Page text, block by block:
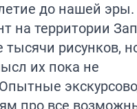
до нашей
на территории
тысячи рисунков,
их пока не
про все